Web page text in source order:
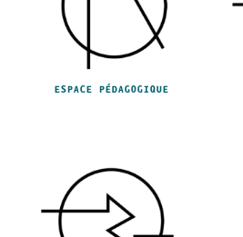
ESPACE PÉDAGOGIQUE